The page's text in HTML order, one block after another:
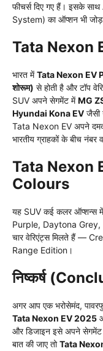
फीचर्स दिए गए हैं। इसके
System) का ऑप्शन भी जोड़ा
Tata Nexon
भारत मेंTata Nexon EV
शोरूम) से होती है और टॉप
SUV अपने सेगमेंट में MG
Hyundai Kona EV जैसी
Tata Nexon EV अपने
भारतीय ग्राहकों के बीच
Tata Nexon
Colours
यह SUV कई कलर ऑप्शन्स
Purple, Daytona Grey,
चार वेरिएंट्स मिलते हैं —
Range Edition।
निष्कर्ष
अगर आप एक भरोसेमंद,
Tata Nexon EV 2025
और डिजाइन इसे अपने सेगमेंट
बात की जाए तोTata